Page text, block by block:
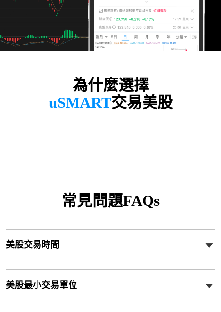
為什麼選擇
uSMART交易美股
常見問題FAQs
美股交易時間
美股最小交易單位